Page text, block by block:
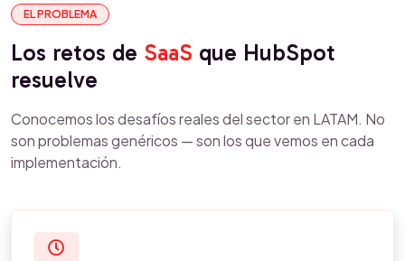
EL PROBLEMA
Los retos de SaaS que HubSpot
resuelve
Conocemos los desafíos reales del sector en LATAM. No
son problemas genéricos — son los que vemos en cada
implementación.